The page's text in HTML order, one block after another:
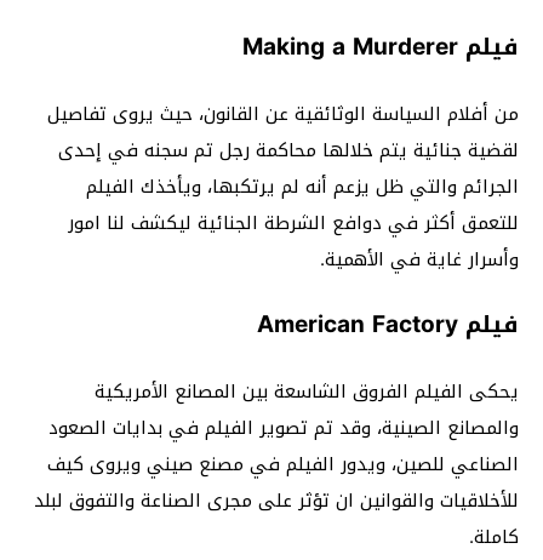
فيلم Making a Murderer
من أفلام السياسة الوثائقية عن القانون، حيث يروى تفاصيل
لقضية جنائية يتم خلالها محاكمة رجل تم سجنه في إحدى
الجرائم والتي ظل يزعم أنه لم يرتكبها، ويأخذك الفيلم
للتعمق أكثر في دوافع الشرطة الجنائية ليكشف لنا امور
وأسرار غاية في الأهمية.
فيلم American Factory
يحكى الفيلم الفروق الشاسعة بين المصانع الأمريكية
والمصانع الصينية، وقد تم تصوير الفيلم في بدايات الصعود
الصناعي للصين، ويدور الفيلم في مصنع صيني ويروى كيف
للأخلاقيات والقوانين ان تؤثر على مجرى الصناعة والتفوق لبلد
كاملة.